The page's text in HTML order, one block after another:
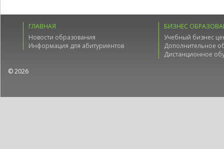
ГЛАВНАЯ
Новости образования
Информация для абитуриентов
БИЗНЕС
Учебный бизнес
Дополнительное
Дистанционное
© 2026